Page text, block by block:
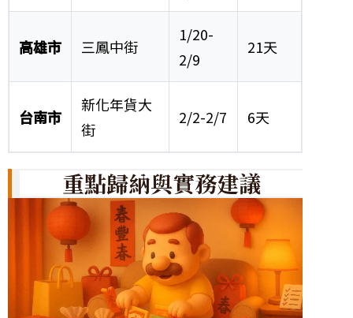
高雄市 三鳳中街
1/20-
2/9
21天
台南市
新化年貨大
街
2/2-2/7 6天
重點歸納與實務建議